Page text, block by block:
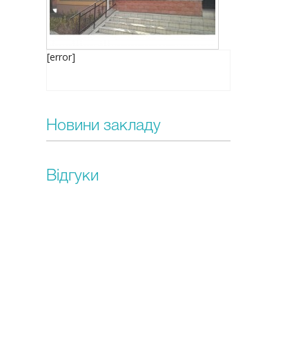
[error]
Новини закладу
Відгуки